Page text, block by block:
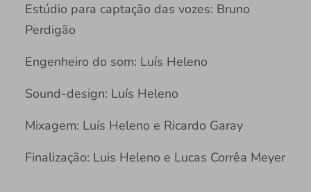
Estúdio para captação das vozes: Bruno
Perdigão
Engenheiro do som: Luís Heleno
Sound-design: Luís Heleno
Mixagem: Luís Heleno e Ricardo Garay
Finalização: Luis Heleno e Lucas Corrêa Meyer